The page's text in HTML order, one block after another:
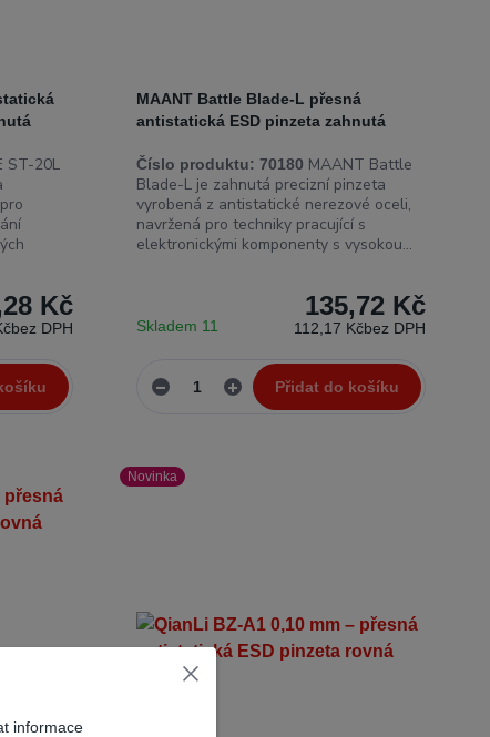
ST-20L
Kč
bez DPH
MAANT Battle Blade-L přesná
antistatická ESD pinzeta zahnutá
Číslo produktu: 70180 MAANT Battle
Blade-L je zahnutá precizní pinzeta
vyrobená z antistatické nerezové oceli,
navržená pro techniky pracující s
elektronickými komponenty s vysokou...
135,72 Kč
112,17 Kčbez DPH
Skladem 11
Přidat do košíku
Novinka
informace